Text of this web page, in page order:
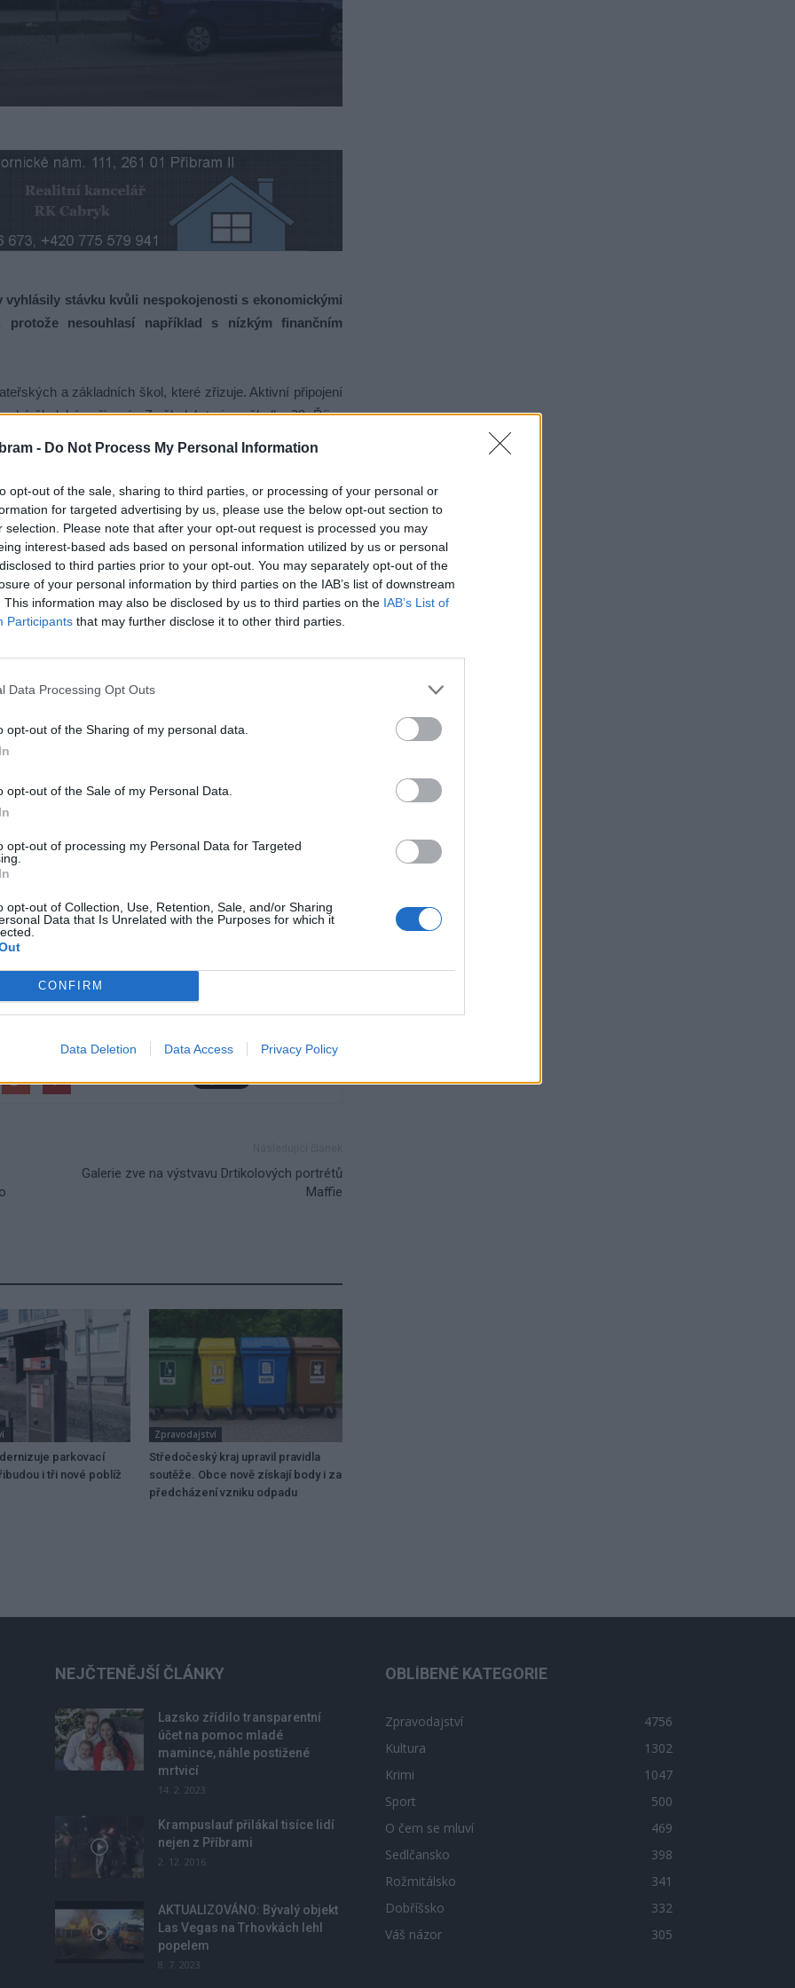
- Do Not Process My Personal Information
opt-out of the sale, sharing to third parties, or processing of your personal or
for targeted advertising by us, please use the below opt-out section to
selection. Please note that after your opt-out request is processed you may
interest-based ads based on personal information utilized by us or personal
to third parties prior to your opt-out. You may separately opt-out of the
of your personal information by third parties on the IAB’s list of downstream
This information may also be disclosed by us to third parties on the IAB’s List of
Participants that may further disclose it to other third parties.
Data Processing Opt Outs
opt-out of the Sharing of my personal data.
opt-out of the Sale of my Personal Data.
opt-out of processing my Personal Data for Targeted
opt-out of Collection, Use, Retention, Sale, and/or Sharing
Data that Is Unrelated with the Purposes for which it
CONFIRM
Data Deletion Data Access Privacy Policy
stávku kvůli nespokojenosti s ekonomickými
nesouhlasí například s nízkým finančním
a základních škol, které zřizuje. Aktivní připojení
školská zařízení.„Ze školek to jsou školky 28. Října
Ostatní školní zařízení se k akci připojí pouze
například jen kuchařky. Ty ale svou protest vyjádří tak,
Pro ilustraci například chléb s nutellou,“
konstatoval
původní profesí učitel.
situace malinko změnit, protože poslední termín, kdy
či nebudou učit, je v pátek. Sám starosta ale žádné
pak v oblasti platů nepedagogických pracovníků škol.
které jsou ve školství dlouhodobě podhodnocené a pak
vaří, tak jak se tam vaří. Bohužel za současné
kraj, by se aktivně do stávky měla zapojit
v pondělí budeme, bude uzavřena škola, školní jídelna
tak budou moci nastoupit až v úterý ráno,“
do středy 22. listopadu čekala na výsledky jednání
rozhodla k protestu připojit.
škola uklízečka Václav Kočovský základní škola
Galerie zve na výstvavu Drtikolových portrétů
Maffie
parkovací
i tři nové poblíž
Zpravodajství
Středočeský kraj upravil pravidla
soutěže. Obce nově získají body i za
předcházení vzniku odpadu
NEJČTENĚJŠÍ ČLÁNKY
Lazsko zřídilo transparentní
účet na pomoc mladé
mamince, náhle postižené
mrtvicí
14. 2. 2023
Krampuslauf přilákal tisíce lidí
nejen z Příbrami
2. 12. 2016
AKTUALIZOVÁNO: Bývalý objekt
Las Vegas na Trhovkách lehl
popelem
8. 7. 2023
OBLÍBENÉ KATEGORIE
Zpravodajství
4756
Kultura
1302
Krimi
1047
Sport
500
O čem se mluví
469
Sedlčansko
398
Rožmitálsko
341
Dobříšsko
332
Váš názor
305